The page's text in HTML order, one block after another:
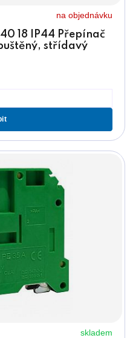
na objednávku
18 IP44 Přepínač
střídavý
skladem